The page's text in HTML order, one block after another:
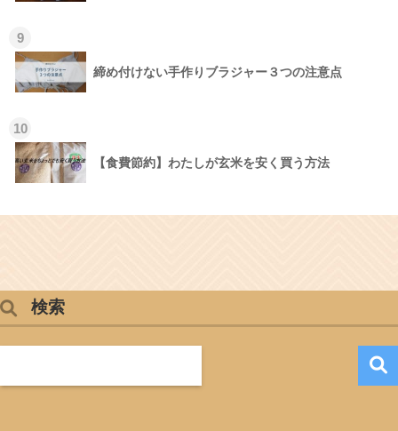
9
締め付けない手作りブラジャー３つの注意点
10
【食費節約】わたしが玄米を安く買う方法
検索